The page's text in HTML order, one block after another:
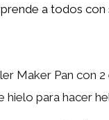
a todos con
Maker Pan con 2
hielo para hacer